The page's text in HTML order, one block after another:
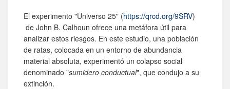
El experimento "Universo 25" (https://qrcd.org/9SRV)
de John B. Calhoun ofrece una metáfora útil para
analizar estos riesgos. En este estudio, una población
de ratas, colocada en un entorno de abundancia
material absoluta, experimentó un colapso social
denominado "sumidero conductual", que condujo a su
extinción.